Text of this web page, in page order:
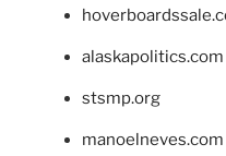
alaskapolitics.com
stsmp.org
manoelneves.com